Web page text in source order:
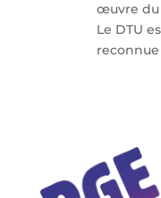
œuvre du
Le DTU